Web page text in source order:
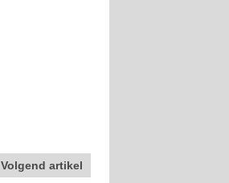
Volgend artikel